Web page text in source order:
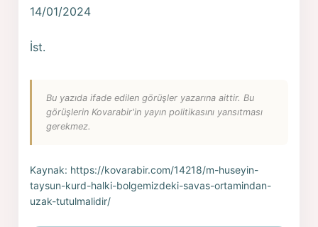
14/01/2024
İst.
Bu yazıda ifade edilen görüşler yazarına aittir. Bu
görüşlerin Kovarabir'in yayın politikasını yansıtması
gerekmez.
Kaynak: https://kovarabir.com/14218/m-huseyin-
taysun-kurd-halki-bolgemizdeki-savas-ortamindan-
uzak-tutulmalidir/